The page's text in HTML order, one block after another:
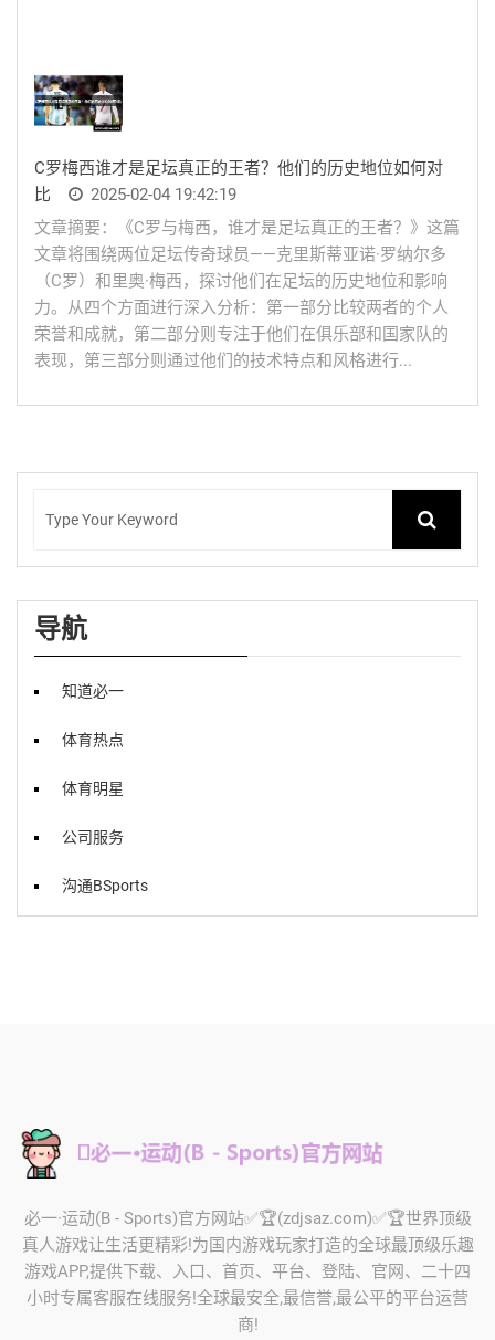
C罗梅西谁才是足坛真正的王者？他们的历史地位如何对
比
2025-02-04 19:42:19
文章摘要：《C罗与梅西，谁才是足坛真正的王者？》这篇
文章将围绕两位足坛传奇球员——克里斯蒂亚诺·罗纳尔多
（C罗）和里奥·梅西，探讨他们在足坛的历史地位和影响
力。从四个方面进行深入分析：第一部分比较两者的个人
荣誉和成就，第二部分则专注于他们在俱乐部和国家队的
表现，第三部分则通过他们的技术特点和风格进行...
导航
知道必一
体育热点
体育明星
公司服务
沟通BSports
️必一·运动(B - Sports)官方网站✅🏆(zdjsaz.com)✅🏆世界顶级
真人游戏让生活更精彩!为国内游戏玩家打造的全球最顶级乐趣
游戏APP,提供下载、入口、首页、平台、登陆、官网、二十四
小时专属客服在线服务!全球最安全,最信誉,最公平的平台运营
商!